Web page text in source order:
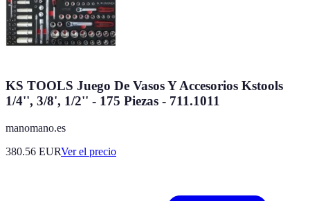
KS TOOLS Juego De Vasos Y Accesorios Kstools
1/4'', 3/8', 1/2'' - 175 Piezas - 711.1011
manomano.es
380.56 EURVer el precio